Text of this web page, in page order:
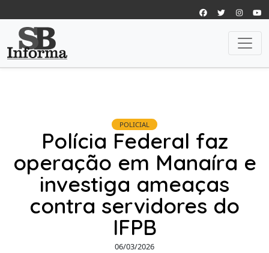
POLICIAL
Polícia Federal faz
operação em Manaíra e
investiga ameaças
contra servidores do
IFPB
06/03/2026